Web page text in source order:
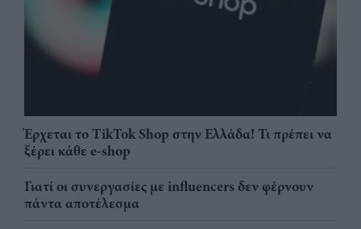
Έρχεται το TikTok Shop στην Ελλάδα! Τι πρέπει να
ξέρει κάθε e-shop
Γιατί οι συνεργασίες με influencers δεν φέρνουν
πάντα αποτέλεσμα